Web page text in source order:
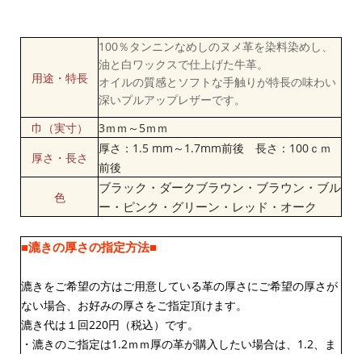
用途・特長
100％タンニンなめしのヌメ革を染料染めし、
油と白ワックスで仕上げた牛革。
オイルの質感とソフトな手触りが特長の味わい
深いプルアップレザーです。
巾（実寸）
3ｍｍ～5ｍｍ
厚さ・長さ
厚さ：1.5 mm～1.7mm前後 長さ：100ｃｍ
前後
色
ブラック・ダークブラウン・ブラウン・ブル
ー・ピンク・グリーン・レッド・オーク
■漉きの厚さの指定方法■
漉きをご希望の方はご用意している革の厚さにご希望の厚さが
ない場合、お好みの厚さをご指定頂けます。
漉き代は１回220円（税込）です。
・漉きのご指定は1.2ｍｍ厚の革が購入したい場合は、1.2、ま